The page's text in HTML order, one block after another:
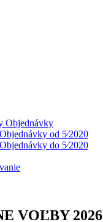
Objednávky
od 5⁄2020
do 5⁄2020
VOĽBY 2026